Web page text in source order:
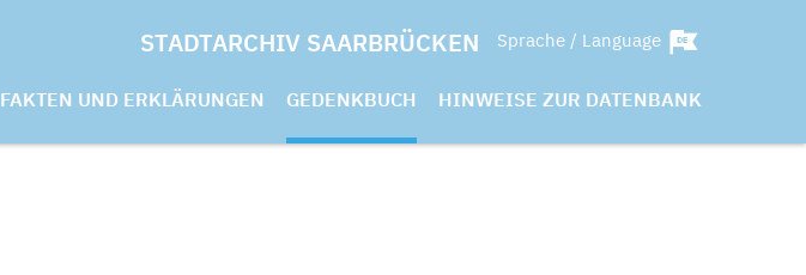
STADTARCHIV SAARBRÜCKEN Sprache / Language
FAKTEN UND ERKLÄRUNGEN GEDENKBUCH HINWEISE ZUR DATENBANK